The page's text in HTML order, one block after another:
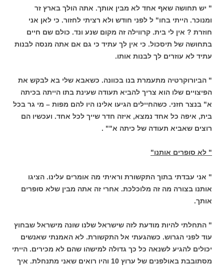
" יש תחושה שאף אחד לא מבין אותך. אתה הולך בארץ זר
ומנוכר. הייתי בחו" ל לפני חודש ולא רציתי לחזור. כי לאן אני
חוזרת ? אין לי בית. קרווילה זה מקום שנע ונד. כולם שם חיים
בתחושה של תיסכול. כי אין לך עתיד כי גם אם אתה מנסה לבנות
עתיד לא עוזרים לך לבנות אותו.
" הביורוקרטיה מתעמרת בנו בכוונה. כשאבא שלי בא לבקש את
הפיצויים שלו הוא צריך להביא תעודה שעינת בתו הייתה בכיתה
א" בנצר חזני. כשהחיילים הגיעו אלינו היו להם מפות – מי גר בכל
בית, איפה כל אחד נמצא, איזה חדר שייך לכל אחד. ועכשיו הם
רוצים שאביא תעודה של כיתה א"" .
" לא סופרים אותנו"
" אני עבדתי בתוך התקשורת וראיתי מה אומרים עלינו. הציגו
אותנו בצורה מה זה מלוכלכת. אחרי זה אתה מבין שלא סופרים
אותך.
" התחלתי להיות מודעת לזה שישראל שלנו שונה מישראל שבחוץ
עוד לפני הגרוש. כשהגעתי אל התקשורת. לא האמנתי שאנשים
יכולים להגיע לשנאה כל כך גדולה למישהו שהם לא מכירים. הייתי
מסתובבת באולפנים של ערוץ 10 והיו רואים שאני מתנחלת. איך